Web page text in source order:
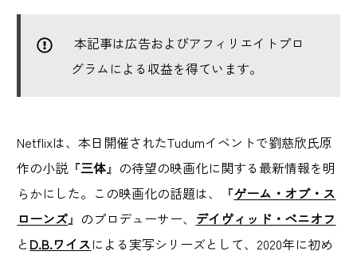
本記事は広告およびアフィリエイトプロ
グラムによる収益を得ています。
Netflixは、本日開催されたTudumイベントで劉慈欣氏原
作の小説『三体』の待望の映画化に関する最新情報を明
らかにした。この映画化の話題は、『ゲーム・オブ・ス
ローンズ』のプロデューサー、 デイヴィッド・ベニオフ
と D.B.ワイスによる実写シリーズとして、2020年に初め